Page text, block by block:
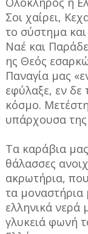
Σοι χαίρει,
το σύστημα
Ναέ και
ης Θεός
Παναγία μας
εφύλαξε, εν δε
κόσμο.
υπάρχουσα
Τα καράβια
θάλασσες
ακρωτήρια, που
τα μοναστήρια
ελληνικά νερά
γλυκειά φωνή